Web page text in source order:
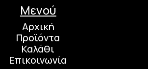
Μενού
Αρχική
Προϊόντα
Καλάθι
Επικοινωνία